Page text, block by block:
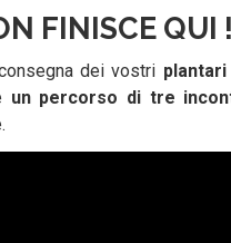
FINISCE QUI !
dei vostri
un percorso di tre